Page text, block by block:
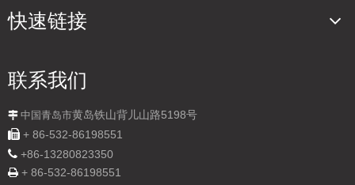
快速链接
联系我们
 中国青岛市黄岛铁山背儿山路5198号
 + 86-532-86198551
 +86-13280823350
 + 86-532-86198551